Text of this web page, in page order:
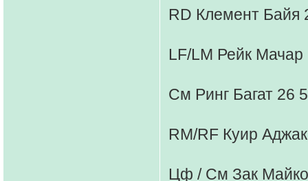
RD Клемент Байя
LF/LM Рейк
См Ринг Багат 26
RM/RF Куир
Цф / См Зак